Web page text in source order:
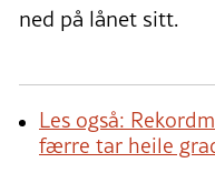
ned på lånet sitt.
Les også:
færre tar heile